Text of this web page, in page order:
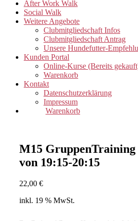
After Work Walk
Social Walk
Weitere Angebote
Clubmitgliedschaft Infos
Clubmitgliedschaft Antrag
Unsere Hundefutter-
Kunden Portal
Online-Kurse (Bereits
Warenkorb
Kontakt
Datenschutzerklärung
Impressum
Warenkorb
M15 GruppenTraining
von 19:15-20:15
22,00 €
inkl. 19 % MwSt.